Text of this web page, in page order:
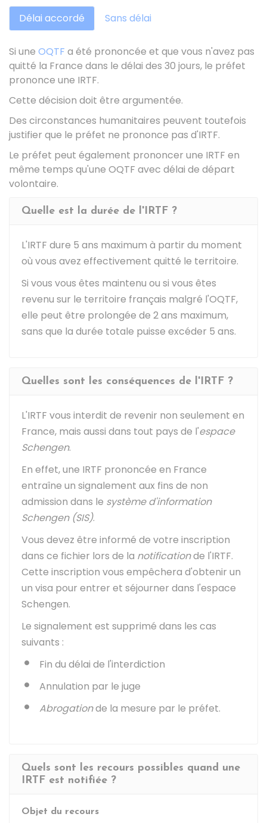
Délai accordé
Sans délai
Si une OQTF a été prononcée et que vous n'avez pas
quitté la France dans le délai des 30 jours, le préfet
prononce une IRTF.
Cette décision doit être argumentée.
Des circonstances humanitaires peuvent toutefois
justifier que le préfet ne prononce pas d'IRTF.
Le préfet peut également prononcer une IRTF en
même temps qu'une OQTF avec délai de départ
volontaire.
Quelle est la durée de l'IRTF ?
L'IRTF dure 5 ans maximum à partir du moment
où vous avez effectivement quitté le territoire.
Si vous vous êtes maintenu ou si vous êtes
revenu sur le territoire français malgré l'OQTF,
elle peut être prolongée de 2 ans maximum,
sans que la durée totale puisse excéder 5 ans.
Quelles sont les conséquences de l'IRTF ?
L'IRTF vous interdit de revenir non seulement en
France, mais aussi dans tout pays de l'espace
Schengen.
En effet, une IRTF prononcée en France
entraîne un signalement aux fins de non
admission dans le système d'information
Schengen (SIS).
Vous devez être informé de votre inscription
dans ce fichier lors de la notificationde l'IRTF.
Cette inscription vous empêchera d'obtenir un
un visa pour entrer et séjourner dans l'espace
Schengen.
Le signalement est supprimé dans les cas
suivants :
Fin du délai de l'interdiction
Annulation par le juge
Abrogationde la mesure par le préfet.
Quels sont les recours possibles quand une
IRTF est notifiée ?
Objet du recours